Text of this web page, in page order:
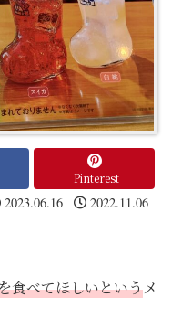
Pinterest
2023.06.16 2022.11.06
食べてほしいというメ